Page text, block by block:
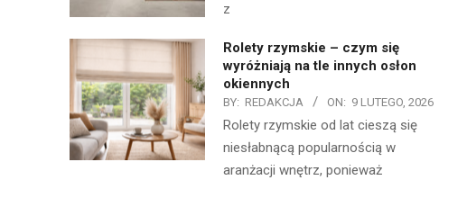
z
Rolety rzymskie – czym się
wyróżniają na tle innych osłon
okiennych
BY: REDAKCJA ON: 9 LUTEGO, 2026
Rolety rzymskie od lat cieszą się
niesłabnącą popularnością w
aranżacji wnętrz, ponieważ